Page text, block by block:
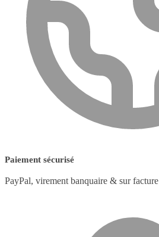
Paiement sécurisé
PayPal, virement banquaire & sur facture